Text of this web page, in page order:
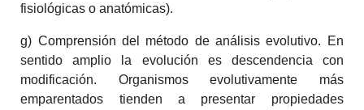
fisiológicas o anatómicas).
g) Comprensión del método de análisis evolutivo. En
sentido amplio la evolución es descendencia con
modificación. Organismos evolutivamente más
emparentados tienden a presentar propiedades